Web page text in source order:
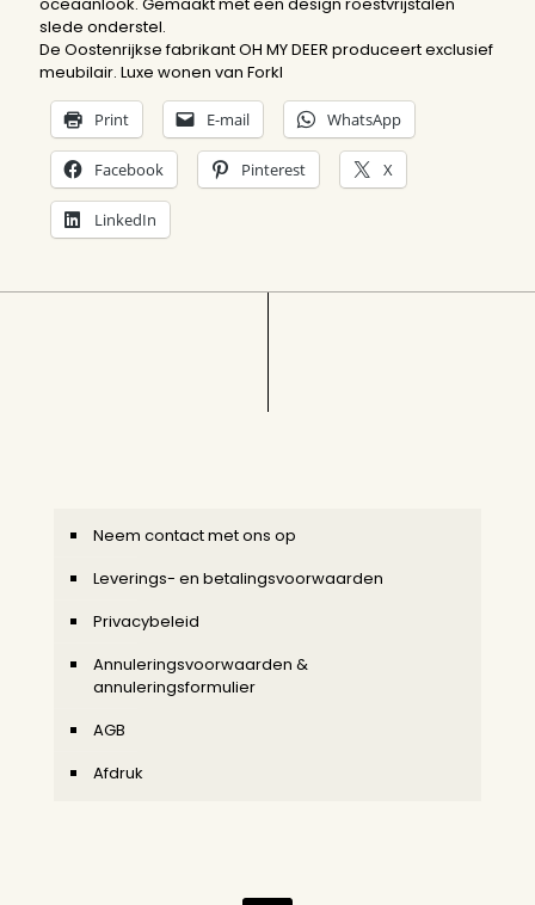
oceaanlook. Gemaakt met een design roestvrijstalen
slede onderstel.
De Oostenrijkse fabrikant OH MY DEER produceert exclusief
meubilair. Luxe wonen van Forkl
Print E-mail WhatsApp
Facebook Pinterest X
LinkedIn
Neem contact met ons op
Leverings- en betalingsvoorwaarden
Privacybeleid
Annuleringsvoorwaarden &
annuleringsformulier
AGB
Afdruk